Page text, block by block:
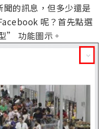
的訊息，但多少還是
呢？首先點選
” 功能圖示。